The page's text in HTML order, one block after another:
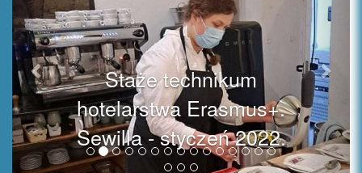
Staże technikum
hotelarstwa Erasmus+.
Sewilla - styczeń 2022.